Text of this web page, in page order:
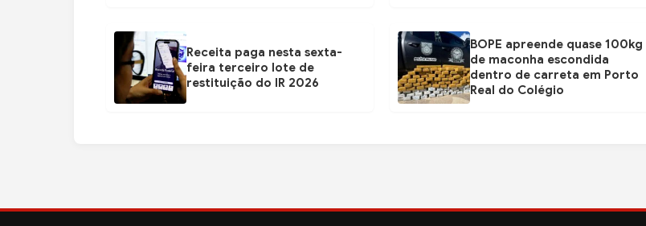
Receita paga nesta sexta-
feira terceiro lote de
restituição do IR 2026
BOPE apreende quase 100kg
de maconha escondida
dentro de carreta em Porto
Real do Colégio